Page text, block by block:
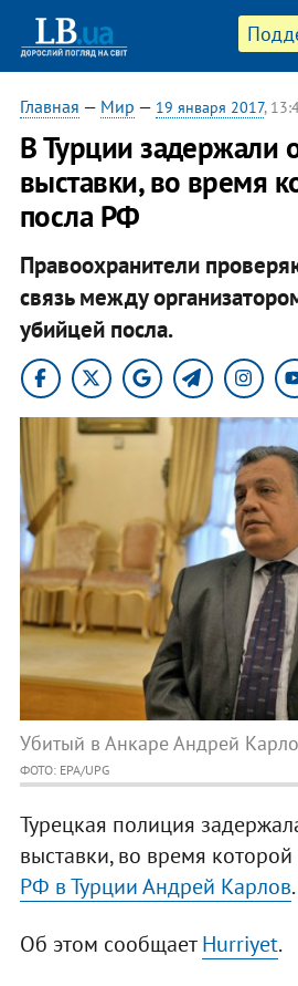
Главная — Мир — 19 января 2017,
В Турции задержали
выставки, во время
посла РФ
Правоохранители
связь между
убийцей посла.
Убитый в Анкаре Андрей
ФОТО: EPA/UPG
Турецкая полиция
выставки, во время
РФ в Турции Андрей Карлов.
Об этом сообщаетHurriyet.